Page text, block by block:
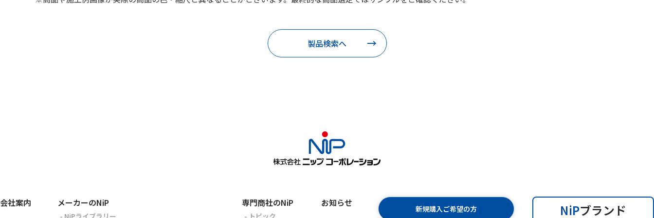
製品検索へ
会社案内 メーカーのNiP
- NiPライブラリー
専門商社のNiP
- トピック
お知らせ
新規購入ご希望の方 NiPブランド